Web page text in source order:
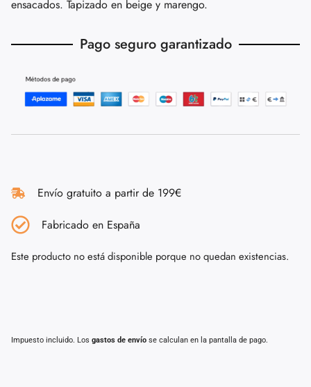
ensacados. Tapizado en beige y marengo.
Pago seguro garantizado
Envío gratuito a partir de 199€
Fabricado en España
Este producto no está disponible porque no quedan existencias.
Impuesto incluido. Los gastos de envío se calculan en la pantalla de pago.